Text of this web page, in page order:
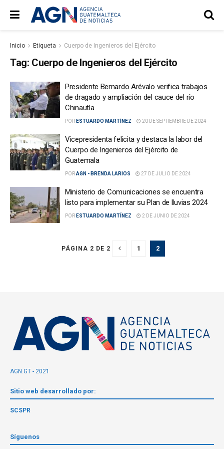
Inicio Etiqueta Cuerpo de Ingenieros del Ejército
Tag: Cuerpo de Ingenieros del Ejército
Presidente Bernardo Arévalo verifica trabajos
de dragado y ampliación del cauce del río
Chinautla
POR ESTUARDO MARTÍNEZ 20 DE SEPTIEMBRE DE 2024
Vicepresidenta felicita y destaca la labor del
Cuerpo de Ingenieros del Ejército de
Guatemala
PORAGN - BRENDA LARIOS 27 DE JULIO DE 2024
Ministerio de Comunicaciones se encuentra
listo para implementar su Plan de lluvias 2024
POR ESTUARDO MARTÍNEZ 2 DE JUNIO DE 2024
PÁGINA 2 DE 2 1 2
AGN.GT - 2021
Sitio web desarrollado por:
SCSPR
Síguenos